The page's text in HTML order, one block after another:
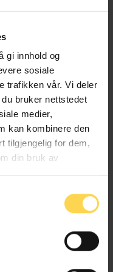
gi innhold og
sosiale
trafikken vår. Vi deler
bruker nettstedet
medier,
kan kombinere den
tilgjengelig for dem,
din bruk av